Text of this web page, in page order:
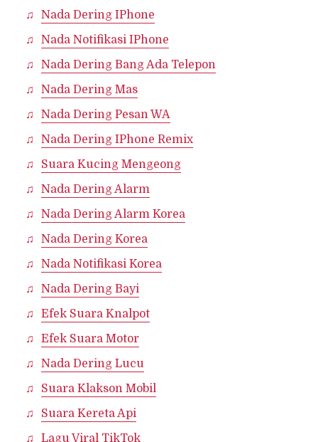
Nada Dering IPhone
Nada Notifikasi IPhone
Nada Dering Bang Ada Telepon
Nada Dering Mas
Nada Dering Pesan WA
Nada Dering IPhone Remix
Suara Kucing Mengeong
Nada Dering Alarm
Nada Dering Alarm Korea
Nada Dering Korea
Nada Notifikasi Korea
Nada Dering Bayi
Efek Suara Knalpot
Efek Suara Motor
Nada Dering Lucu
Suara Klakson Mobil
Suara Kereta Api
Lagu Viral TikTok